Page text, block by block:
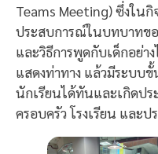
Teams Meeting) ซึ่งใน
ประสบการณ์ในบทบาทข
และวิธีการพูดกับเด็กอย่าง
แสดงท่าทาง แล้วมีระบบ
นักเรียนได้ทันและเกิดปร
ครอบครัว โรงเรียน และป